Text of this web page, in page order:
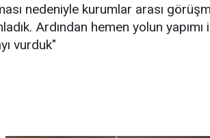
nedeniyle kurumlar arası
Ardından hemen yolun
vurduk"